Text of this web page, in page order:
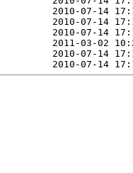
2010-07-14
2010-07-14
2010-07-14
2011-03-02
2010-07-14